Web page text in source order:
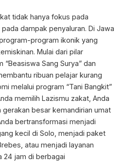
tidak hanya fokus pada
dampak penyaluran. Di Jawa
program ikonik yang
Mulai dari pilar
Sang Surya” dan
ribuan pelajar kurang
melalui program “Tani Bangkit”
memilih Lazismu zakat, Anda
besar kemandirian umat
bertransformasi menjadi
kecil di Solo, menjadi paket
atau menjadi layanan
24 jam di berbagai